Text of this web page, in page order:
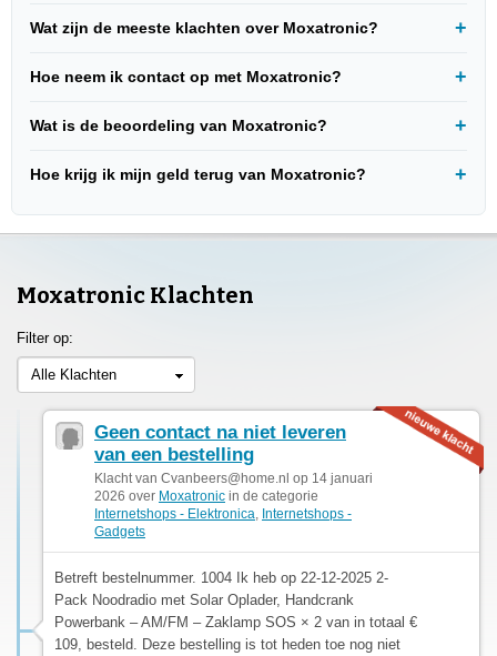
Wat zijn de meeste klachten over Moxatronic?
Hoe neem ik contact op met Moxatronic?
Wat is de beoordeling van Moxatronic?
Hoe krijg ik mijn geld terug van Moxatronic?
Moxatronic Klachten
Filter op:
Alle Klachten
Geen contact na niet leveren
van een bestelling
Klacht van Cvanbeers@home.nl op 14 januari
2026 over Moxatronic in de categorie
Internetshops - Elektronica Internetshops -
Gadgets
Betreft bestelnummer. 1004 Ik heb op 22-12-2025 2-
Pack Noodradio met Solar Oplader, Handcrank
Powerbank – AM/FM – Zaklamp SOS × 2 van in totaal €
109, besteld. Deze bestelling is tot heden toe nog niet